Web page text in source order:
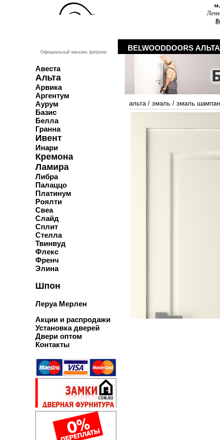
Официальный магазин фабрики
Авеста
Альта
Арвика
Аргентум
Аурум
Базис
Белла
Гранна
Ивент
Инари
Кремона
Ламира
Либра
Палаццо
Платинум
Роялти
Свеа
Слайд
Сплит
Стелла
Твинвуд
Флекс
Френч
Элина
Шпон
Леруа Мерлен
Акции и распродажи
Установка дверей
Двери оптом
Контакты
BELWOODDOORS
альта/ эмаль / эмаль